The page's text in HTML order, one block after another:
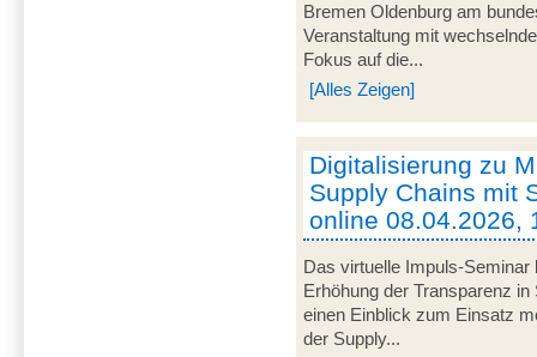
Bremen Oldenburg am
Veranstaltung mit
Fokus auf die...
[Alles Zeigen]
Digitalisierung zu
Supply Chains mit
online 08.04.2026,
Das virtuelle Impuls-Seminar
Erhöhung der Transparenz
einen Einblick zum Einsatz
der Supply...